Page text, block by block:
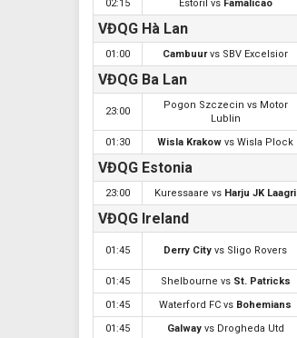
02:15 Estoril vs Famalicao
VĐQG Hà Lan
01:00 Cambuur vs SBV Excelsior
VĐQG Ba Lan
23:00
Pogon Szczecin vs Motor
Lublin
01:30
Wisla Krakow vs Wisla Plock
VĐQG Estonia
23:00 Kuressaare vs Harju JK Laagri
VĐQG Ireland
01:45 Derry City vs Sligo Rovers
01:45 Shelbourne vs St. Patricks
01:45
Waterford FC vs Bohemians
01:45
Galway vs Drogheda Utd